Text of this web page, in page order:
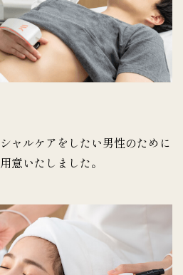
ャルケアをしたい男性のために
意いたしました。